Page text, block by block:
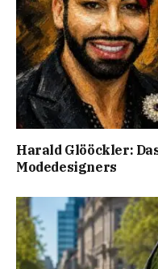
Harald Glööckler:
Modedesigners